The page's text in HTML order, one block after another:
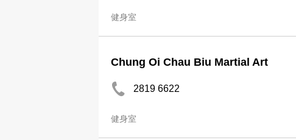
健身室
Chung Oi Chau Biu Martial Art
2819 6622
健身室